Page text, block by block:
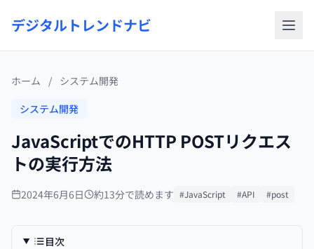
デジタルトレンドナビ
ホーム / システム開発
システム開発
JavaScriptでのHTTP POSTリクエス
トの実行方法
2024年6月6日 約13分で読めます #JavaScript #API #post
目次